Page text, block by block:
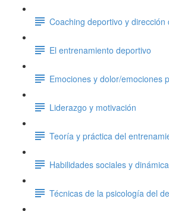
Coaching deportivo y dirección
El entrenamiento deportivo
Emociones y dolor/emociones
Liderazgo y motivación
Teoría y práctica del
Habilidades sociales y
Técnicas de la psicología del